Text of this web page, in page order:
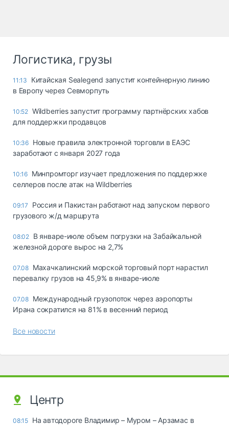
Логистика, грузы
11:13
Китайская Sealegend запустит контейнерную линию
в Европу через Севморпуть
10:52 Wildberries запустит программу партнёрских хабов
для поддержки продавцов
10:36 Новые правила электронной торговли в ЕАЭС
заработают с января 2027 года
10:16 Минпромторг изучает предложения по поддержке
селлеров после атак на Wildberries
09:17
Россия и Пакистан работают над запуском первого
грузового ж/д маршрута
08:02 В январе-июле объем погрузки на Забайкальной
железной дороге вырос на 2,7%
07.08 Махачкалинский морской торговый порт нарастил
перевалку грузов на 45,9% в январе-июле
07.08 Международный грузопоток через аэропорты
Ирана сократился на 81% в весенний период
Все новости
Центр
08:15 На автодороге Владимир – Муром – Арзамас в